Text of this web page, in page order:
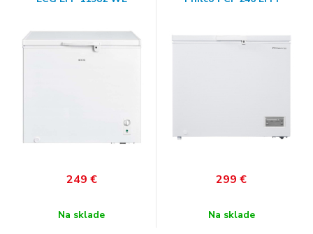
249 €
Na sklade
299 €
Na sklade